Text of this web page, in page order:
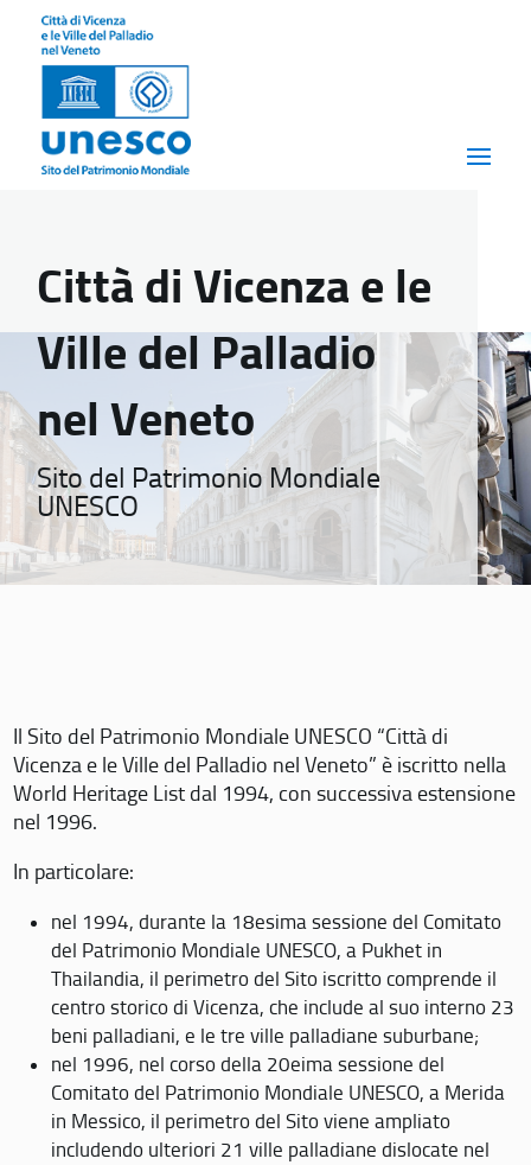
Città di Vicenza e le
Ville del Palladio
nel Veneto
Sito del Patrimonio Mondiale
UNESCO
Il Sito del Patrimonio Mondiale UNESCO “Città di
Vicenza e le Ville del Palladio nel Veneto” è iscritto nella
World Heritage List dal 1994, con successiva estensione
nel 1996.
In particolare:
nel 1994, durante la 18esima sessione del Comitato
del Patrimonio Mondiale UNESCO, a Pukhet in
Thailandia, il perimetro del Sito iscritto comprende il
centro storico di Vicenza, che include al suo interno 23
beni palladiani, e le tre ville palladiane suburbane;
nel 1996, nel corso della 20eima sessione del
Comitato del Patrimonio Mondiale UNESCO, a Merida
in Messico, il perimetro del Sito viene ampliato
includendo ulteriori 21 ville palladiane dislocate nel